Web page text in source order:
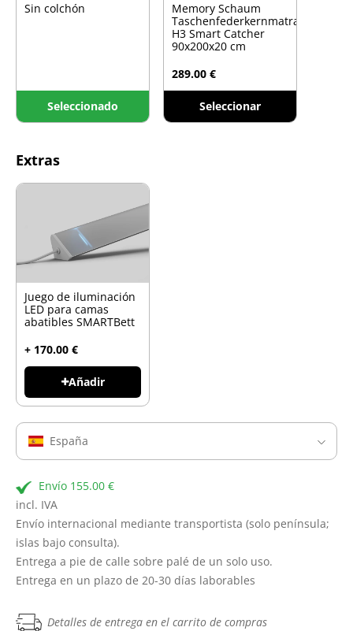
Sin colchón
Seleccionado
Memory Schaum
Taschenfederkernmatratze
H3 Smart Catcher
90x200x20 cm
289.00 €
Seleccionar
Extras
Juego de iluminación
LED para camas
abatibles SMARTBett
+ 170.00 €
Añadir
España
Envío 155.00 €
incl. IVA
Envío internacional mediante transportista (solo península;
islas bajo consulta).
Entrega a pie de calle sobre palé de un solo uso.
Entrega en un plazo de 20-30 días laborables
Detalles de entrega en el carrito de compras